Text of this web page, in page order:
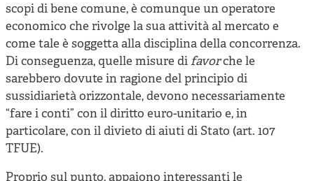
scopi di bene comune, è comunque un operatore
economico che rivolge la sua attività al mercato e
come tale è soggetta alla disciplina della concorrenza.
Di conseguenza, quelle misure difavorche le
sarebbero dovute in ragione del principio di
sussidiarietà orizzontale, devono necessariamente
“fare i conti” con il diritto euro-unitario e, in
particolare, con il divieto di aiuti di Stato (art. 107
TFUE).
Proprio sul punto, appaiono interessanti le